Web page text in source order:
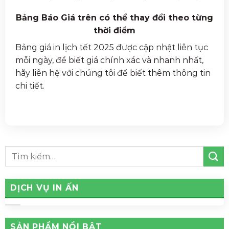
Bảng Báo Giá trên có thể thay đổi theo từng
thời điểm
Bảng giá in lịch tết 2025 được cập nhật liên tục
mỗi ngày, để biết giá chính xác và nhanh nhất,
hãy liên hệ với chúng tôi để biết thêm thông tin
chi tiết.
DỊCH VỤ IN ẤN
SẢN PHẨM NỔI BẬT